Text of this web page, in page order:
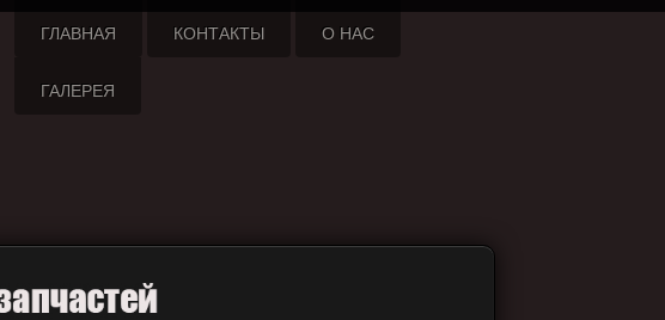
ГЛАВНАЯ КОНТАКТЫ О НАС
ГАЛЕРЕЯ